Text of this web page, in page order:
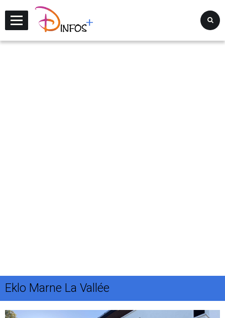
Eklo Marne La Vallée